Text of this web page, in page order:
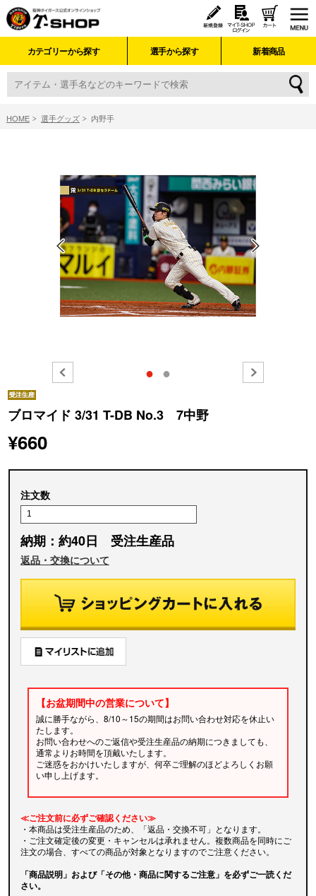
カテゴリーから探す 選手から探す 新着商品
HOME 選手グッズ 内野手
● ●
ブロマイド 3/31 T-DB No.3 7中野
¥660
注文数
納期：約40日 受注生産品
返品・交換について
【お盆期間中の営業について】
誠に勝手ながら、8/10～15の期間はお問い合わせ対応を休止い
たします。
お問い合わせへのご返信や受注生産品の納期につきましても、
通常よりお時間を頂戴いたします。
ご迷惑をおかけいたしますが、何卒ご理解のほどよろしくお願
い申し上げます。
≪ご注文前に必ずご確認ください≫
・本商品は受注生産品のため、「返品・交換不可」となります。
・ご注文確定後の変更・キャンセルは承れません。複数商品を同時にご
注文の場合、すべての商品が対象となりますのでご注意ください。
「商品説明」および「その他・商品に関するご注意」を必ずご一読くだ
さい。